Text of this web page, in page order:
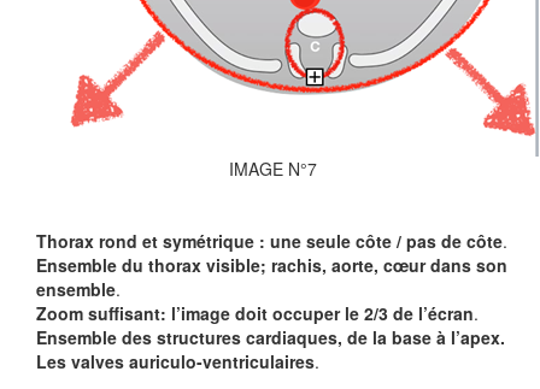
IMAGE N°7
Thorax rond et symétrique : une seule côte / pas de côte.
Ensemble du thorax visible; rachis, aorte, cœur dans son
ensemble.
Zoom suffisant: l’image doit occuper le 2/3 de l’écran.
Ensemble des structures cardiaques, de la base à l’apex.
Les valves auriculo-ventriculaires.